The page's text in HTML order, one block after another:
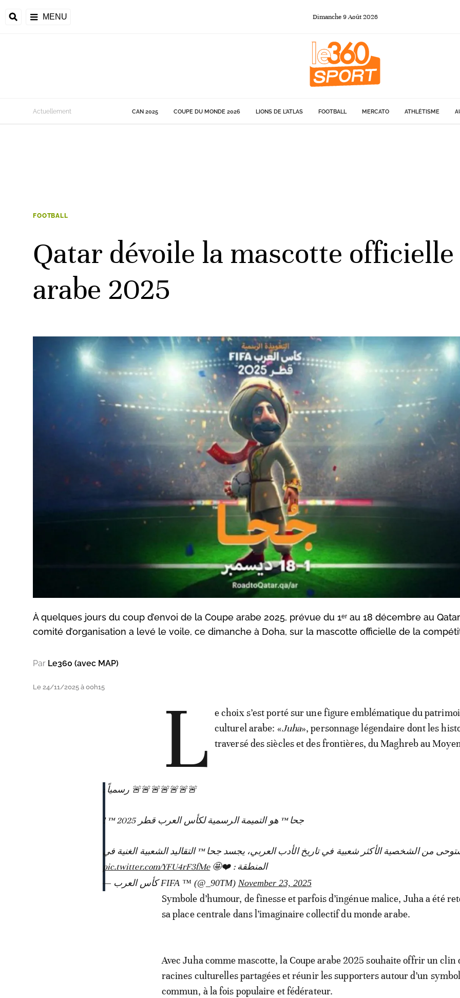
MENU Dimanche 9Août 2026
de la CAF
Actuellement CAN 2025 COUPE DU MONDE 2026 LIONS DE L'ATLAS FOOTBALL MERCATO ATHLÉTISME
FOOTBALL
Qatar dévoile la mascotte officielle
arabe 2025
À quelques jours du coup d’envoi de la Coupe arabe 2025, prévue du 1ᵉʳ au 18 décembre au
comité d’organisation a levé le voile, ce dimanche à Doha, sur la mascotte officielle de la
Par Le360 (avec MAP)
Le 24/11/2025 à 00h15 L
e choix s’est porté sur une figure emblématique du
culturel arabe: «Juha», personnage légendaire dont les
traversé des siècles et des frontières, du Maghreb au
🚨🚨🚨🚨🚨🚨🚨 رسمياً :
جحا ™ هو التميمة الرسمية لكأس العرب قطر 2025 ™ !
من الشخصية الأكثر شعبية في تاريخ الأدب العربي، يجسد جحا ™ التقاليد الشعبية الغنية في
المنطقة : ❤️🤩pic.twitter.com/YFU4rF3fMe
— كأس العرب FIFA ™ (@_90TM) November 23, 2025
Symbole d’humour, de finesse et parfois d’ingénue malice, Juha a été
sa place centrale dans l’imaginaire collectif du monde arabe.
Avec Juha comme mascotte, la Coupe arabe 2025 souhaite offrir un clin
racines culturelles partagées et réunir les supporters autour d’un
commun, à la fois populaire et fédérateur.